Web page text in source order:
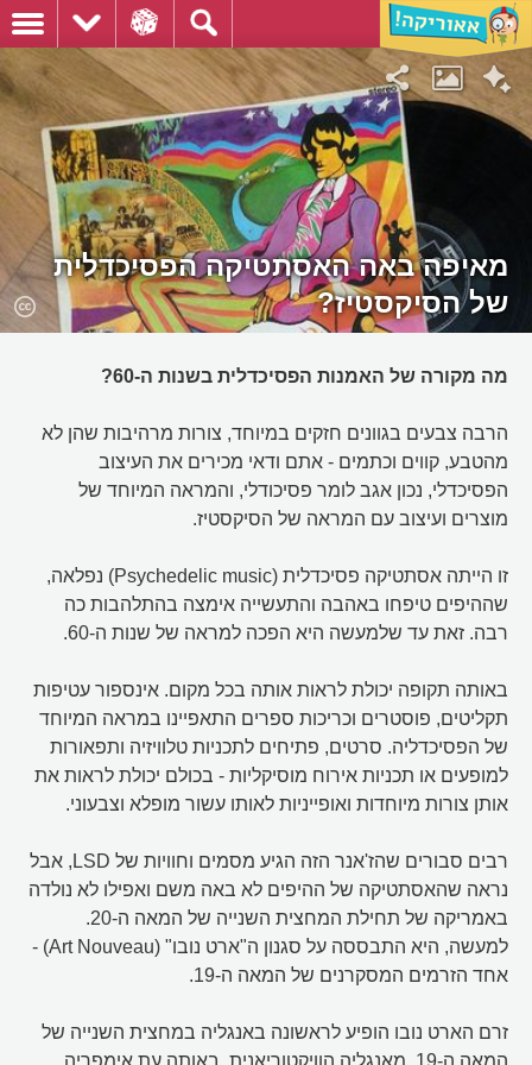
מאיפה באה האסתטיקה הפסיכדלית
של הסיקסטיז?
מה מקורה של האמנות הפסיכדלית בשנות ה-60?
הרבה צבעים בגוונים חזקים במיוחד, צורות מרהיבות שהן לא
מהטבע, קווים וכתמים - אתם ודאי מכירים את העיצוב
הפסיכדלי, נכון אגב לומר פסיכודלי, והמראה המיוחד של
מוצרים ועיצוב עם המראה של הסיקסטיז.
זו הייתה אסתטיקה פסיכדלית (Psychedelic music) נפלאה,
שההיפים טיפחו באהבה והתעשייה אימצה בהתלהבות כה
רבה. זאת עד שלמעשה היא הפכה למראה של שנות ה-60.
באותה תקופה יכולת לראות אותה בכל מקום. אינספור עטיפות
תקליטים, פוסטרים וכריכות ספרים התאפיינו במראה המיוחד
של הפסיכדליה. סרטים, פתיחים לתכניות טלוויזיה ותפאורות
למופעים או תכניות אירוח מוסיקליות - בכולם יכולת לראות את
אותן צורות מיוחדות ואופייניות לאותו עשור מופלא וצבעוני.
רבים סבורים שהז'אנר הזה הגיע מסמים וחוויות של LSD, אבל
נראה שהאסתטיקה של ההיפים לא באה משם ואפילו לא נולדה
באמריקה של תחילת המחצית השנייה של המאה ה-20.
למעשה, היא התבססה על סגנון ה"ארט נובו" (Art Nouveau) -
אחד הזרמים המסקרנים של המאה ה-19.
זרם הארט נובו הופיע לראשונה באנגליה במחצית השנייה של
המאה ה-19. מאנגליה הוויקטוריאנית, באותה עת אימפריה